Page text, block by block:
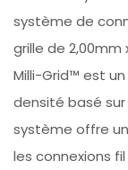
système de
grille de
Milli-Grid™ est
densité basé sur
système offre
les connexions